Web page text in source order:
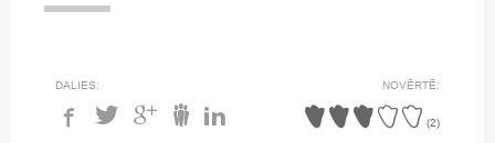
DALIES: NOVĒRTĒ:
(2)